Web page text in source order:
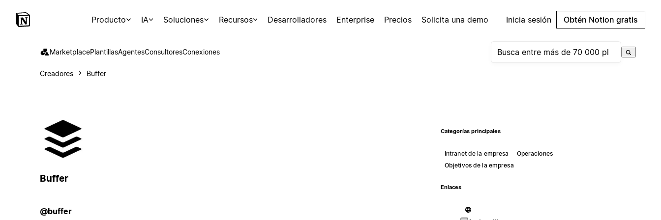
Producto IA Soluciones Recursos Desarrolladores Enterprise Precios Solicita una demo Inicia sesión Obtén Notion gratis
MarketplacePlantillasAgentesConsultoresConexiones
Creadores Buffer
Buffer
@buffer
Categorías principales
Intranet de la empresa
Operaciones
Objetivos de la empresa
Enlaces